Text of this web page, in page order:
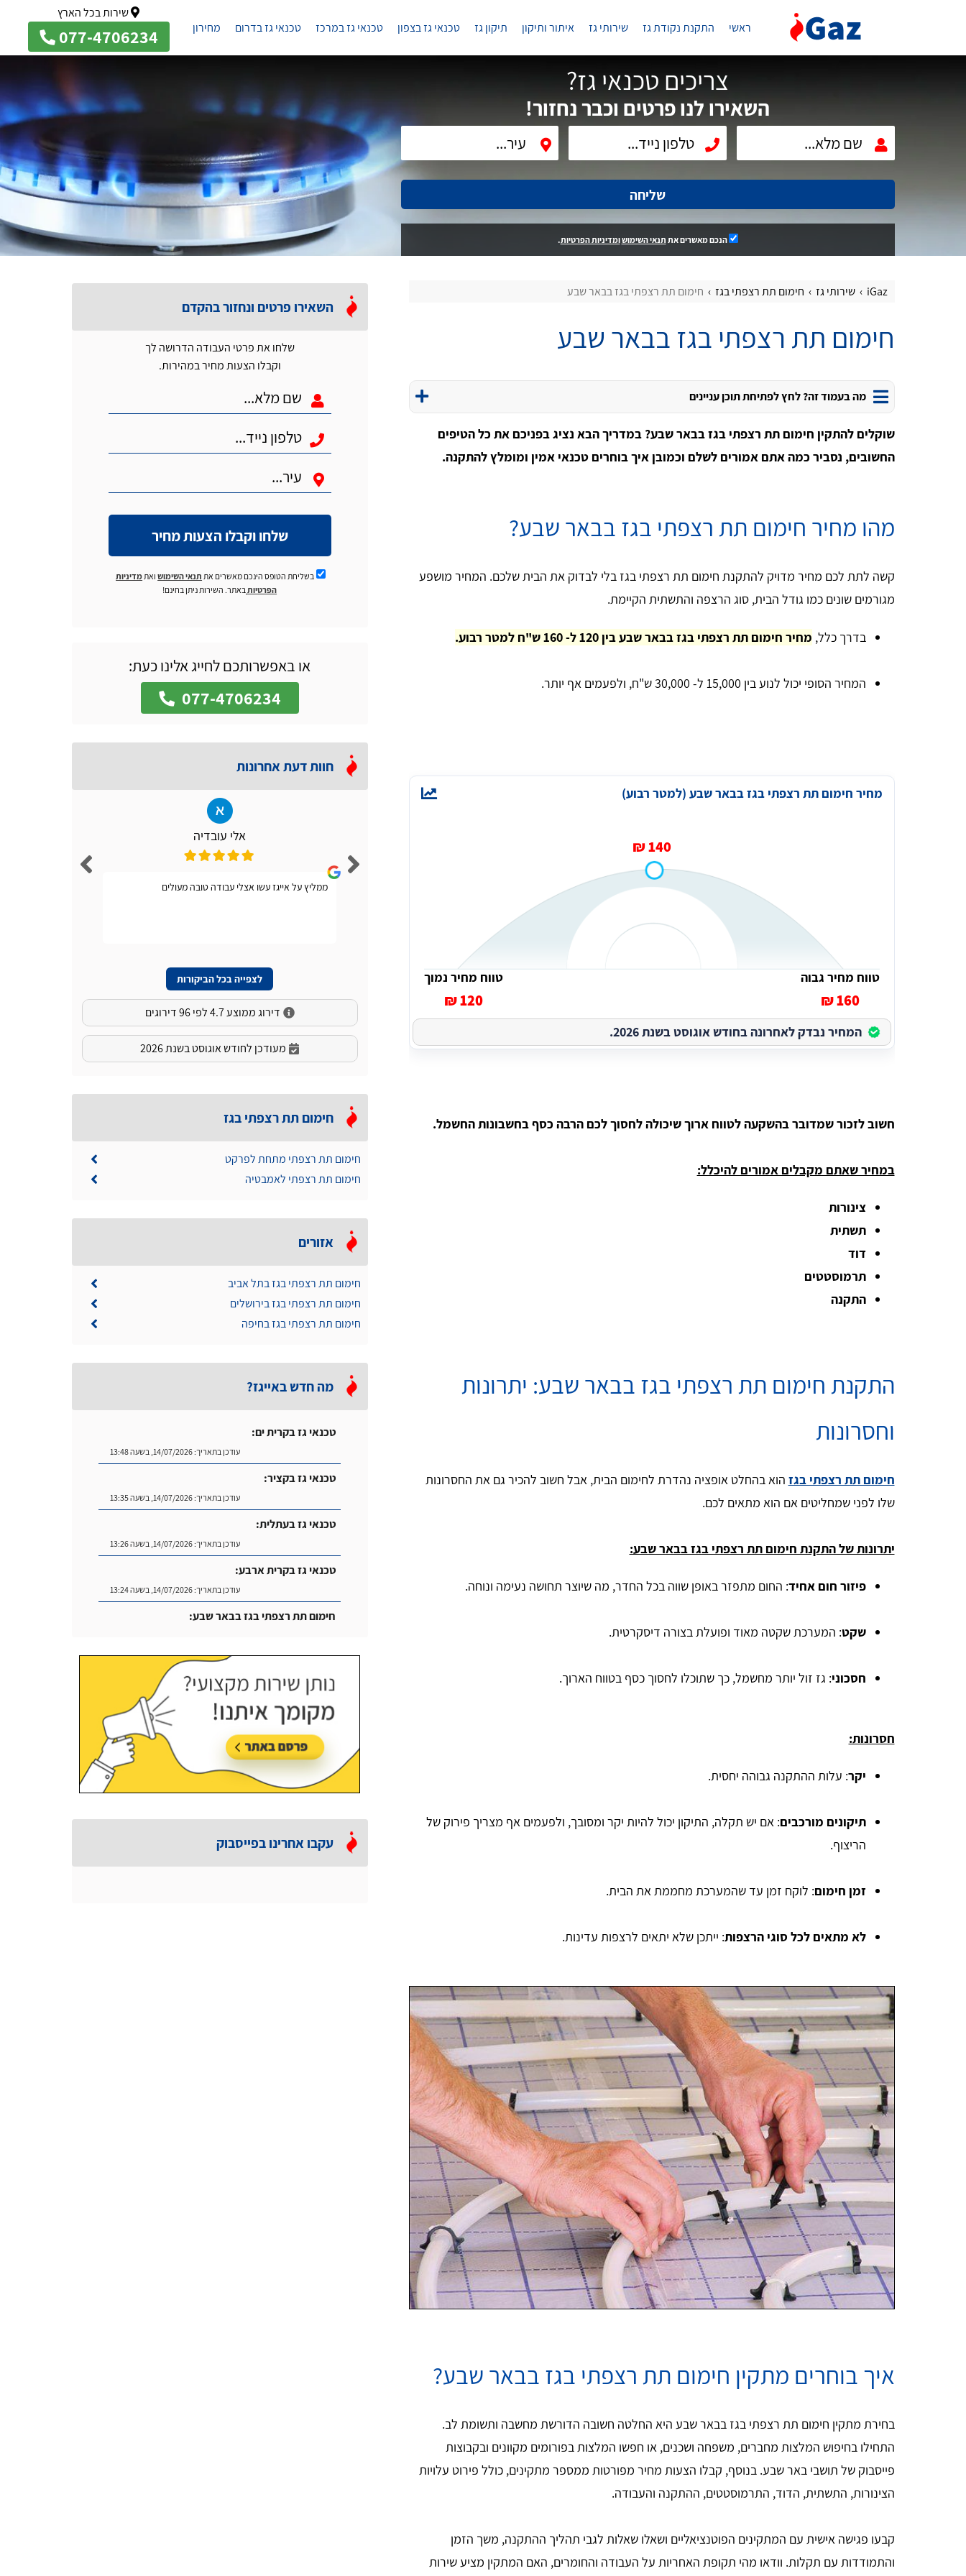
ראשי התקנת נקודת גז שירותי גז איתור ותיקון תיקון גז טכנאי גז בצפון טכנאי גז במרכז טכנאי גז בדרום מחירון
שירות בכל הארץ
077-4706234
צריכים טכנאי גז?
השאירו לנו פרטים וכבר נחזור!
שליחה
הנכם מאשרים את תנאי השימושומדיניות הפרטיות.
iGaz שירותי גז חימום תת רצפתי בגז חימום תת רצפתי בגז בבאר שבע
חימום תת רצפתי בגז בבאר שבע
מה בעמוד זה? לחץ לפתיחת תוכן עניינים
שוקלים להתקין חימום תת רצפתי בגז בבאר שבע? במדריך הבא נציג בפניכם את כל הטיפים
החשובים, נסביר כמה אתם אמורים לשלם וכמובן איך בוחרים טכנאי אמין ומומלץ להתקנה.
מהו מחיר חימום תת רצפתי בגז בבאר שבע?
קשה לתת לכם מחיר מדויק להתקנת חימום תת רצפתי בגז בלי לבדוק את הבית שלכם. המחיר מושפע
מגורמים שונים כמו גודל הבית, סוג הרצפה והתשתית הקיימת.
בדרך כלל, מחיר חימום תת רצפתי בגז בבאר שבע בין 120 ל- 160 ש"ח למטר רבוע.
המחיר הסופי יכול לנוע בין 15,000 ל- 30,000 ש"ח, ולפעמים אף יותר.
מחיר חימום תת רצפתי בגז בבאר שבע (למטר רבוע)
140 ₪
טווח מחיר גבוה
160 ₪
טווח מחיר נמוך
120 ₪
המחיר נבדק לאחרונה בחודש אוגוסט בשנת 2026.
חשוב לזכור שמדובר בהשקעה לטווח ארוך שיכולה לחסוך לכם הרבה כסף בחשבונות החשמל.
במחיר שאתם מקבלים אמורים להיכלל:
צינורות
תשתית
דוד
תרמוסטטים
התקנה
התקנת חימום תת רצפתי בגז בבאר שבע: יתרונות
וחסרונות
חימום תת רצפתי בגז הוא בהחלט אופציה נהדרת לחימום הבית, אבל חשוב להכיר גם את החסרונות
שלו לפני שמחליטים אם הוא מתאים לכם.
יתרונות של התקנת חימום תת רצפתי בגז בבאר שבע:
פיזור חום אחיד: החום מתפזר באופן שווה בכל החדר, מה שיוצר תחושה נעימה ונוחה.
שקט: המערכת שקטה מאוד ופועלת בצורה דיסקרטית.
חסכוני: גז זול יותר מחשמל, כך שתוכלו לחסוך כסף בטווח הארוך.
חסרונות:
יקר: עלות ההתקנה גבוהה יחסית.
תיקונים מורכבים: אם יש תקלה, התיקון יכול להיות יקר ומסובך, ולפעמים אף מצריך פירוק של
הריצוף.
זמן חימום: לוקח זמן עד שהמערכת מחממת את הבית.
לא מתאים לכל סוגי הרצפות: ייתכן שלא יתאים לרצפות עדינות.
איך בוחרים מתקין חימום תת רצפתי בגז בבאר שבע?
בחירת מתקין חימום תת רצפתי בגז בבאר שבע היא החלטה חשובה הדורשת מחשבה ותשומת לב.
התחילו בחיפוש המלצות מחברים, משפחה ושכנים, או חפשו המלצות בפורומים מקוונים ובקבוצות
פייסבוק של תושבי באר שבע. בנוסף, קבלו הצעות מחיר מפורטות ממספר מתקינים, כולל פירוט עלויות
הצינורות, התשתית, הדוד, התרמוסטטים, ההתקנה והעבודה.
קבעו פגישה אישית עם המתקינים הפוטנציאליים ושאלו שאלות לגבי תהליך ההתקנה, משך הזמן
והתמודדות עם תקלות. וודאו מהי תקופת האחריות על העבודה והחומרים, האם המתקין מציע שירות
השאירו פרטים ונחזור בהקדם
שלחו את פרטי העבודה הדרושה לך
וקבלו הצעות מחיר במהירות.
שלחו וקבלו הצעות מחיר
בשליחת הטופס הינכם מאשרים את תנאי השימושואתמדיניות
הפרטיותבאתר. השירות ניתן בחינם!
או באפשרותכם לחייג אלינו כעת:
077-4706234
חוות דעת אחרונות
אלי עובדיה
ממליץ על אייגז עשו אצלי עבודה טובה מעולים
הייתה לי להבה נמוכה וחזר אליי טכנאי גז מהאתר הזה. הוא
אמר לי שלא בהכרח אני צריך טכנאי ויכול להיות שחברת
הגז תפתור לי את הבעיה. היה ממש הוגן.
נכון לכתיבת הבקשה האתר עומד בכל הדרישות נמתין
לביצוע ואז אהיה מוכן לתת חוות דעת סופית
לצפייה בכל הביקורות
דירוג ממוצע 4.7 לפי 96 דירוגים
מעודכן לחודש אוגוסט בשנת 2026
חימום תת רצפתי בגז
חימום תת רצפתי מתחת לפרקט
חימום תת רצפתי לאמבטיה
אזורים
חימום תת רצפתי בגז בתל אביב
חימום תת רצפתי בגז בירושלים
חימום תת רצפתי בגז בחיפה
מה חדש באייגז?
טכנאי גז בקרית ים:
עודכן בתאריך:14/07/2026, בשעה 13:48
טכנאי גז בקציר:
עודכן בתאריך:14/07/2026, בשעה 13:35
טכנאי גז בעתלית:
עודכן בתאריך:14/07/2026, בשעה 13:26
טכנאי גז בקרית ארבע:
עודכן בתאריך:14/07/2026, בשעה 13:24
חימום תת רצפתי בגז בבאר שבע:
עקבו אחרינו בפייסבוק